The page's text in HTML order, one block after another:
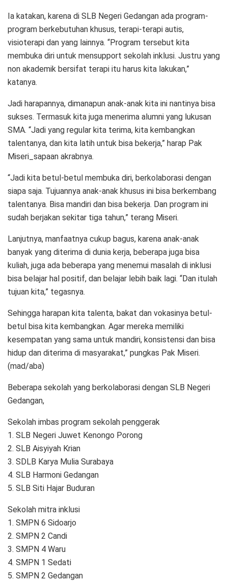
Ia katakan, karena di SLB Negeri Gedangan ada program-
program berkebutuhan khusus, terapi-terapi autis,
visioterapi dan yang lainnya. “Program tersebut kita
membuka diri untuk mensupport sekolah inklusi. Justru yang
non akademik bersifat terapi itu harus kita lakukan,”
katanya.
Jadi harapannya, dimanapun anak-anak kita ini nantinya bisa
sukses. Termasuk kita juga menerima alumni yang lukusan
SMA. “Jadi yang regular kita terima, kita kembangkan
talentanya, dan kita latih untuk bisa bekerja,” harap Pak
Miseri_sapaan akrabnya.
“Jadi kita betul-betul membuka diri, berkolaborasi dengan
siapa saja. Tujuannya anak-anak khusus ini bisa berkembang
talentanya. Bisa mandiri dan bisa bekerja. Dan program ini
sudah berjakan sekitar tiga tahun,” terang Miseri.
Lanjutnya, manfaatnya cukup bagus, karena anak-anak
banyak yang diterima di dunia kerja, beberapa juga bisa
kuliah, juga ada beberapa yang menemui masalah di inklusi
bisa belajar hal positif, dan belajar lebih baik lagi. “Dan itulah
tujuan kita,” tegasnya.
Sehingga harapan kita talenta, bakat dan vokasinya betul-
betul bisa kita kembangkan. Agar mereka memiliki
kesempatan yang sama untuk mandiri, konsistensi dan bisa
hidup dan diterima di masyarakat,” pungkas Pak Miseri.
(mad/aba)
Beberapa sekolah yang berkolaborasi dengan SLB Negeri
Gedangan,
Sekolah imbas program sekolah penggerak
1. SLB Negeri Juwet Kenongo Porong
2. SLB Aisyiyah Krian
3. SDLB Karya Mulia Surabaya
4. SLB Harmoni Gedangan
5. SLB Siti Hajar Buduran
Sekolah mitra inklusi
1. SMPN 6 Sidoarjo
2. SMPN 2 Candi
3. SMPN 4 Waru
4. SMPN 1 Sedati
5. SMPN 2 Gedangan